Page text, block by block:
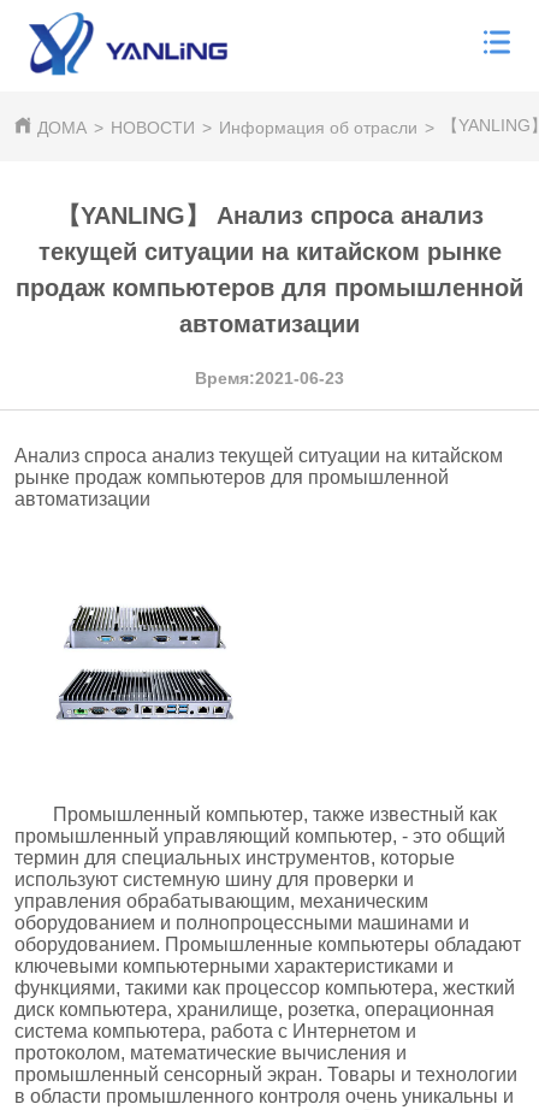
ДОМА > НОВОСТИ > Информация об отрасли > 【
【YANLING】 Анализ спроса анализ
текущей ситуации на китайском рынке
продаж компьютеров для промышленной
автоматизации
Время:2021-06-23